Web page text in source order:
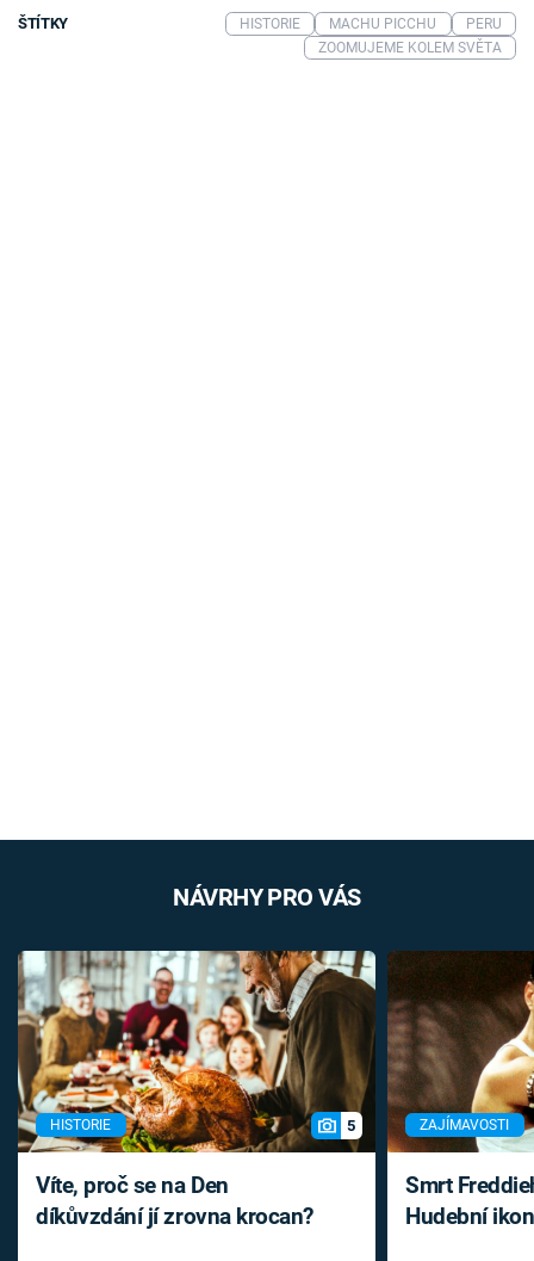
ŠTÍTKY HISTORIE MACHU PICCHU
PERU
ZOOMUJEME KOLEM SVĚTA
NÁVRHY PRO VÁS
HISTORIE 5
Víte, proč se na Den
díkůvzdání jí zrovna krocan?
ZAJÍMAVOSTI
Smrt
Hudební